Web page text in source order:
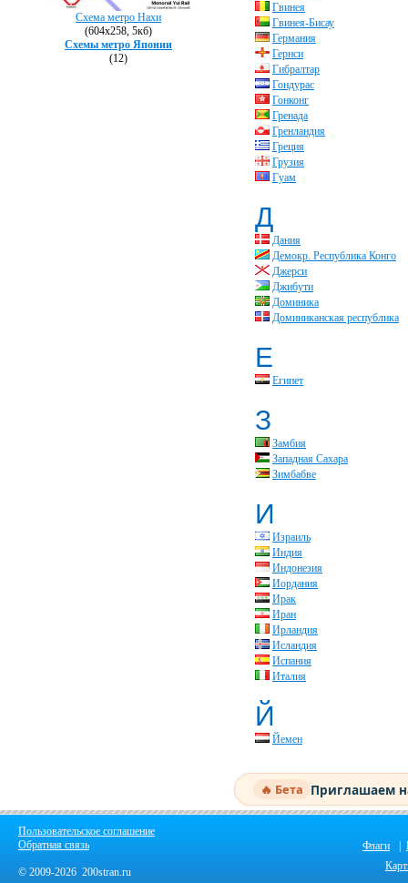
Схема метро Нахи
(604х258, 5кб)
Схемы метро Японии
(12)
Гвинея
Гвинея-Бисау
Германия
Гернси
Гибралтар
Гондурас
Гонконг
Гренада
Гренландия
Греция
Грузия
Гуам
Д
Дания
Демокр. Республика Конго
Джерси
Джибути
Доминика
Доминиканская республика
Е
Египет
З
Замбия
Западная Сахара
Зимбабве
И
Израиль
Индия
Индонезия
Иордания
Ирак
Иран
Ирландия
Исландия
Испания
Италия
Й
Йемен
🔥 Бета Приглашаем
Пользовательское соглашение
Обратная связь
© 2009-2026 200stran.ru
Флаги